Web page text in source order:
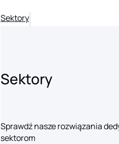
Sektory
Sektory
Sprawdź nasze rozwiązania
sektorom